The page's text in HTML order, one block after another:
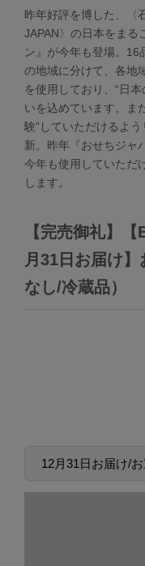
昨年好評を博した、〈
JAPAN〉の日本をまる
ン』が今年も登場。16
の地域に分けて、各地
を使用しており、“日
いを込めています。ま
験”していただけるよ
新。昨年『おせちジャ
今年も使用していただ
します。
【完売御礼】
月31日お届け
なし/冷蔵品）